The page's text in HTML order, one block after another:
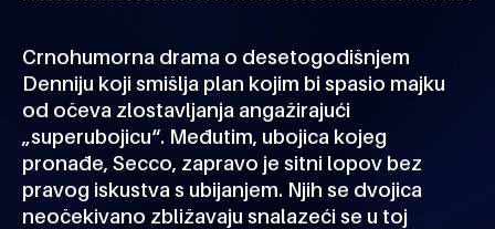
Crnohumorna drama o desetogodišnjem
Denniju koji smišlja plan kojim bi spasio majku
od očeva zlostavljanja angažirajući
„superubojicu“. Međutim, ubojica kojeg
pronađe, Secco, zapravo je sitni lopov bez
pravog iskustva s ubijanjem. Njih se dvojica
neočekivano zbližavaju snalazeći se u toj